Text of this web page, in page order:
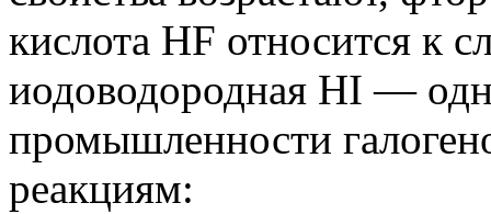
кислота HF относится к
иодоводородная HI —
промышленности
реакциям: